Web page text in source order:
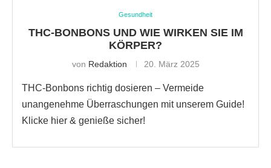
Gesundheit
THC-BONBONS UND WIE WIRKEN SIE IM
KÖRPER?
von Redaktion 20. März 2025
THC-Bonbons richtig dosieren – Vermeide
unangenehme Überraschungen mit unserem Guide!
Klicke hier & genieße sicher!